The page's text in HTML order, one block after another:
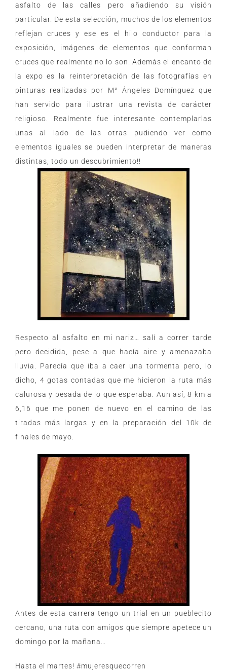
asfalto de las calles pero añadiendo su visión
particular. De esta selección, muchos de los elementos
reflejan cruces y ese es el hilo conductor para la
exposición, imágenes de elementos que conforman
cruces que realmente no lo son. Además el encanto de
la expo es la reinterpretación de las fotografías en
pinturas realizadas por Mª Ángeles Domínguez que
han servido para ilustrar una revista de carácter
religioso. Realmente fue interesante contemplarlas
unas al lado de las otras pudiendo ver como
elementos iguales se pueden interpretar de maneras
distintas, todo un descubrimiento!!
Respecto al asfalto en mi nariz… salí a correr tarde
pero decidida, pese a que hacía aire y amenazaba
lluvia. Parecía que iba a caer una tormenta pero, lo
dicho, 4 gotas contadas que me hicieron la ruta más
calurosa y pesada de lo que esperaba. Aun así, 8 km a
6,16 que me ponen de nuevo en el camino de las
tiradas más largas y en la preparación del 10k de
finales de mayo.
Antes de esta carrera tengo un trial en un pueblecito
cercano, una ruta con amigos que siempre apetece un
domingo por la mañana…
Hasta el martes! #mujeresquecorren